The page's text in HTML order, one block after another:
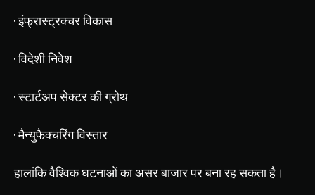
·इंफ्रास्ट्रक्चरविकास
·विदेशीनिवेश
·स्टार्टअपसेक्टरकीग्रोथ
·मैन्युफैक्चरिंगविस्तार
हालांकिवैश्विकघटनाओंकाअसरबाजारपरबनारहसकताहै।